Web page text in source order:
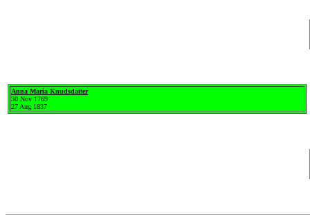
Anna Maria Knudsdatter
30 Nov 1769
27 Aug 1837